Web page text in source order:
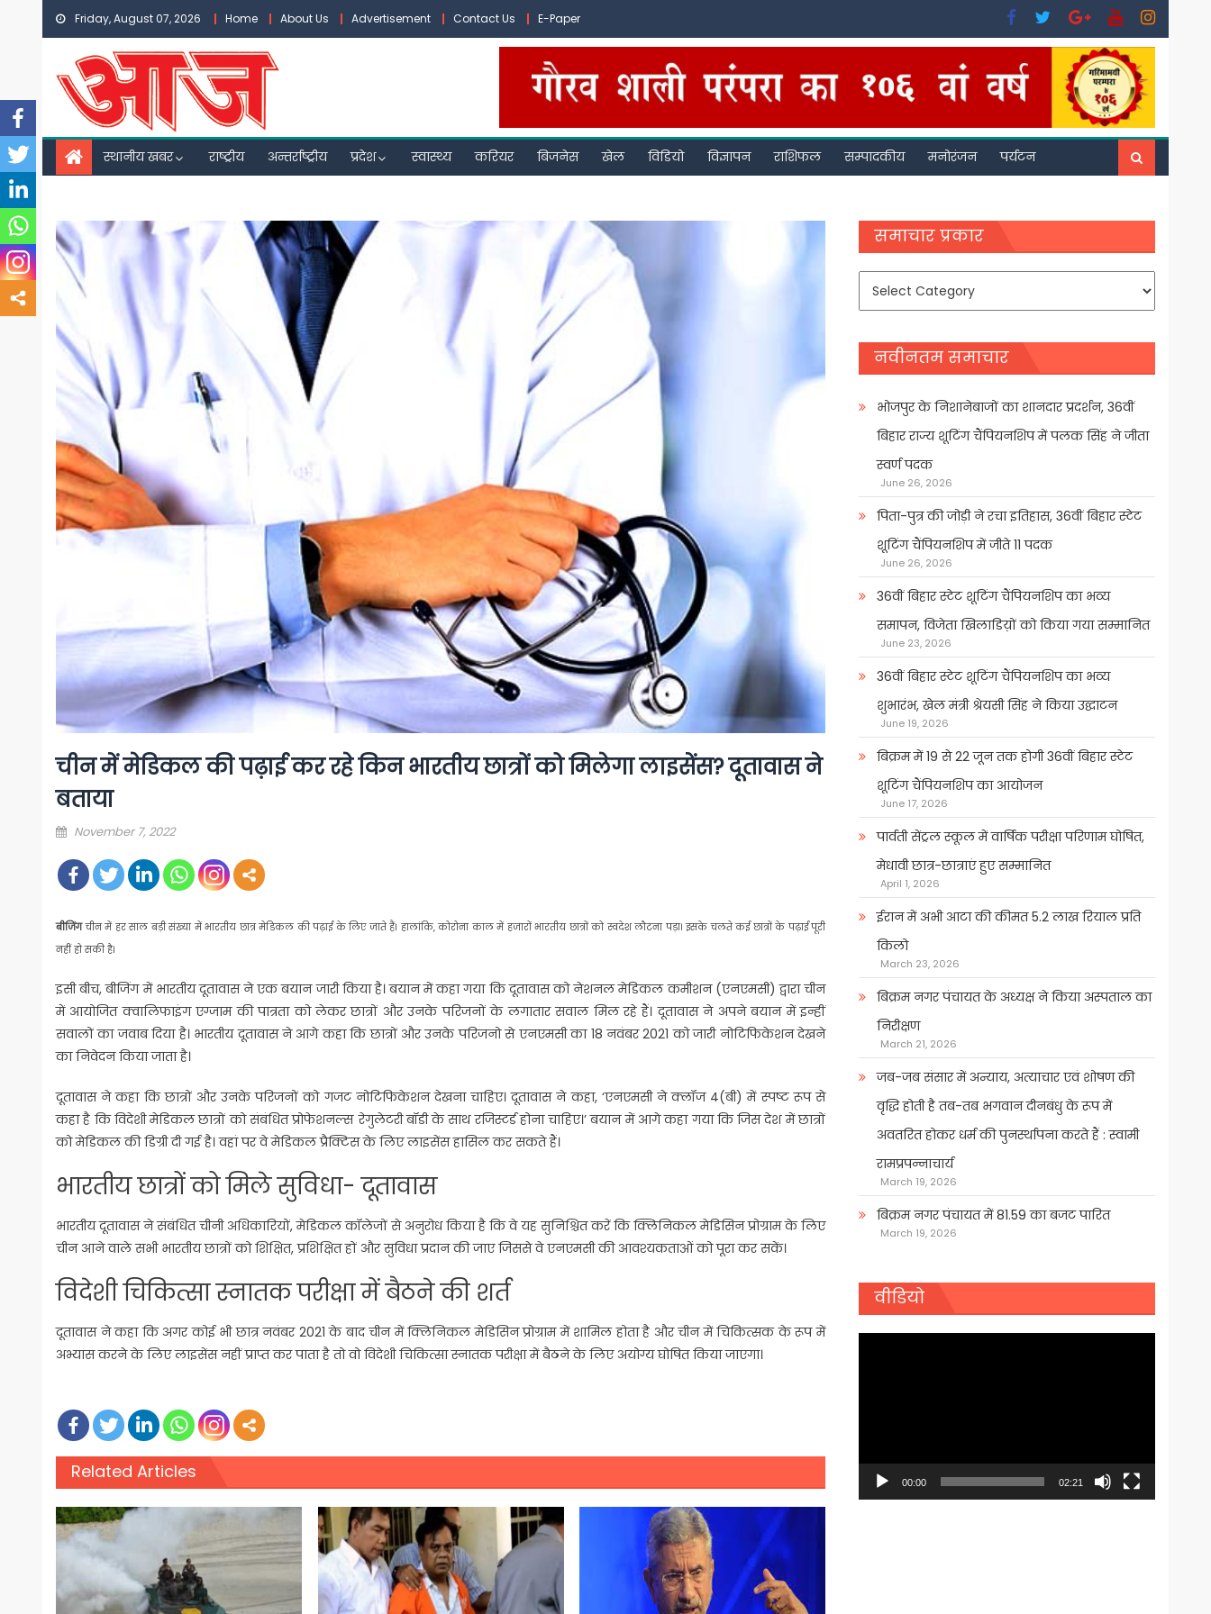
Skip
content
Friday, August 07, 2026 Home About Us Advertisement Contact Us E-Paper
स्थानीय खबर राष्ट्रीय अन्तर्राष्ट्रीय प्रदेश स्वास्थ्य करियर बिजनेस खेल विडियो विज्ञापन राशिफल सम्पादकीय मनोरंजन पर्यटन
चीन में मेडिकल की पढ़ाई कर रहे किन भारतीय छात्रों को मिलेगा लाइसेंस? दूतावास ने
बताया
Posted
November 7, 2022
बीजिंगचीन में हर साल बड़ी संख्या में भारतीय छात्र मेडिकल की पढ़ाई के लिए जाते हैं। हालांकि, कोरोना काल में हजारों भारतीय छात्रों को स्वदेश लौटना पड़ा। इसके चलते कई छात्रों के पढ़ाई पूरी
नहीं हो सकी है।
इसी बीच, बीजिंग में भारतीय दूतावास ने एक बयान जारी किया है। बयान में कहा गया कि दूतावास को नेशनल मेडिकल कमीशन (एनएमसी) द्वारा चीन
में आयोजित क्वालिफाइंग एग्जाम की पात्रता को लेकर छात्रों और उनके परिजनों के लगातार सवाल मिल रहे हैं। दूतावास ने अपने बयान में इन्हीं
सवालों का जवाब दिया है। भारतीय दूतावास ने आगे कहा कि छात्रों और उनके परिजनो से एनएमसी का 18 नवंबर 2021 को जारी नोटिफिकेशन देखने
का निवेदन किया जाता है।
दूतावास ने कहा कि छात्रों और उनके परिजनों को गजट नोटिफिकेशन देखना चाहिए। दूतावास ने कहा, ‘एनएमसी ने क्लॉज 4(बी) में स्पष्ट रूप से
कहा है कि विदेशी मेडिकल छात्रों को संबंधित प्रोफेशनल्स रेगुलेटरी बॉडी के साथ रजिस्टर्ड होना चाहिए।’ बयान में आगे कहा गया कि जिस देश में छात्रों
को मेडिकल की डिग्री दी गई है। वहां पर वे मेडिकल प्रैक्टिस के लिए लाइसेंस हासिल कर सकते हैं।
भारतीय छात्रों को मिले सुविधा- दूतावास
भारतीय दूतावास ने संबंधित चीनी अधिकारियों, मेडिकल कॉलेजों से अनुरोध किया है कि वे यह सुनिश्चित करें कि क्लिनिकल मेडिसिन प्रोग्राम के लिए
चीन आने वाले सभी भारतीय छात्रों को शिक्षित, प्रशिक्षित हों और सुविधा प्रदान की जाए जिससे वे एनएमसी की आवश्यकताओं को पूरा कर सकें।
विदेशी चिकित्सा स्नातक परीक्षा में बैठने की शर्त
दूतावास ने कहा कि अगर कोई भी छात्र नवंबर 2021 के बाद चीन में क्लिनिकल मेडिसिन प्रोग्राम में शामिल होता है और चीन में चिकित्सक के रूप में
अभ्यास करने के लिए लाइसेंस नहीं प्राप्त कर पाता है तो वो विदेशी चिकित्सा स्नातक परीक्षा में बैठने के लिए अयोग्य घोषित किया जाएगा।
Related Articles
समाचार प्रकार
समाचार
नवीनतम समाचार
भोजपुर के निशानेबाजों का शानदार प्रदर्शन, 36वीं
बिहार राज्य शूटिंग चैंपियनशिप में पलक सिंह ने जीता
स्वर्ण पदक
June 26, 2026
पिता-पुत्र की जोड़ी ने रचा इतिहास, 36वीं बिहार स्टेट
शूटिंग चैंपियनशिप में जीते 11 पदक
June 26, 2026
36वीं बिहार स्टेट शूटिंग चैंपियनशिप का भव्य
समापन, विजेता खिलाडिय़ों को किया गया सम्मानित
June 23, 2026
36वीं बिहार स्टेट शूटिंग चैंपियनशिप का भव्य
शुभारंभ, खेल मंत्री श्रेयसी सिंह ने किया उद्घाटन
June 19, 2026
बिक्रम में 19 से 22 जून तक होगी 36वीं बिहार स्टेट
शूटिंग चैंपियनशिप का आयोजन
June 17, 2026
पार्वती सेंट्रल स्कूल में वार्षिक परीक्षा परिणाम घोषित,
मेधावी छात्र-छात्राएं हुए सम्मानित
April 1, 2026
ईरान में अभी आटा की कीमत 5.2 लाख रियाल प्रति
किलो
March 23, 2026
बिक्रम नगर पंचायत के अध्यक्ष ने किया अस्पताल का
निरीक्षण
March 21, 2026
जब-जब संसार में अन्याय, अत्याचार एवं शोषण की
वृद्धि होती है तब-तब भगवान दीनबंधु के रूप में
अवतरित होकर धर्म की पुनर्स्थापना करते हैं : स्वामी
रामप्रपन्नाचार्य
March 19, 2026
बिक्रम नगर पंचायत में 81.59 का बजट पारित
March 19, 2026
वीडियो
00:00 02:21